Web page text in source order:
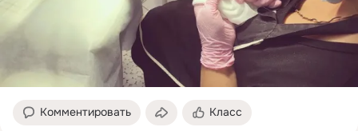
Комментировать Класс